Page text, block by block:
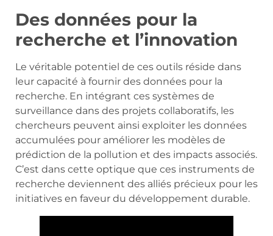
Des données pour la
recherche et l’innovation
Le véritable potentiel de ces outils réside dans
leur capacité à fournir des données pour la
recherche. En intégrant ces systèmes de
surveillance dans des projets collaboratifs, les
chercheurs peuvent ainsi exploiter les données
accumulées pour améliorer les modèles de
prédiction de la pollution et des impacts associés.
C’est dans cette optique que ces instruments de
recherche deviennent des alliés précieux pour les
initiatives en faveur du développement durable.